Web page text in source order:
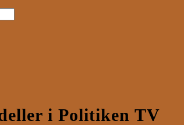
i Politiken TV